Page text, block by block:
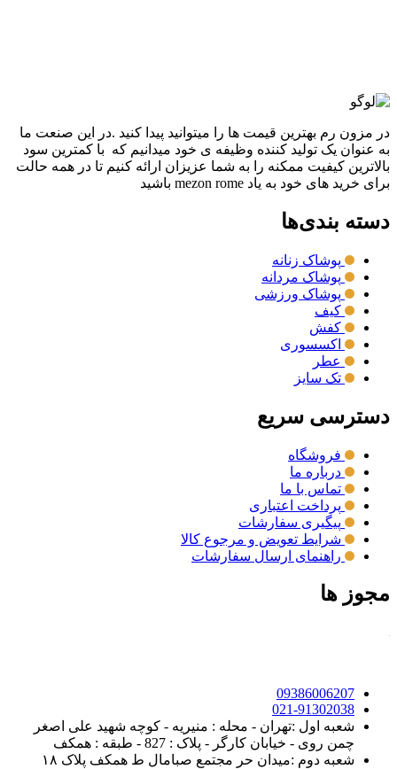
در مزون رم بهترین قیمت ها را میتوانید پیدا کنید .در این صنعت ما
به عنوان یک تولید کننده وظیفه ی خود میدانیم که با کمترین سود
بالاترین کیفیت ممکنه را به شما عزیزان ارائه کنیم تا در همه حالت
برای خرید های خود به یاد mezon rome باشید
دسته بندی‌ها
پوشاک زنانه
پوشاک مردانه
پوشاک ورزشی
کیف
کفش
اکسسوری
عطر
تک سایز
دسترسی سریع
فروشگاه
درباره ما
تماس با ما
پرداخت اعتباری
پیگیری سفارشات
شرایط تعویض و مرجوع کالا
راهنمای ارسال سفارشات
مجوز ها
09386006207
021-91302038
شعبه اول :تهران - محله : منیریه - کوچه شهید علی اصغر
چمن روی - خیابان کارگر - پلاک : 827 - طبقه : همکف
شعبه دوم :میدان حر مجتمع صبامال ط همکف پلاک ۱۸